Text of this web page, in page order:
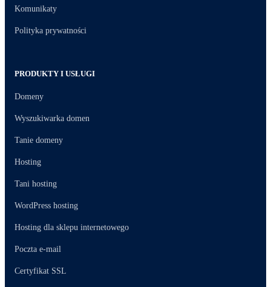
Komunikaty
Polityka prywatności
PRODUKTY I USŁUGI
Domeny
Wyszukiwarka domen
Tanie domeny
Hosting
Tani hosting
WordPress hosting
Hosting dla sklepu internetowego
Poczta e-mail
Certyfikat SSL